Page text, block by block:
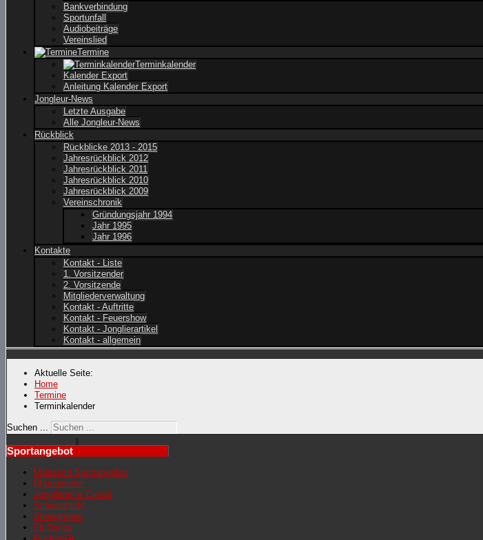
Bankverbindung
Sportunfall
Audiobeiträge
Vereinslied
Termine
Terminkalender
Kalender Export
Anleitung Kalender Export
Jongleur-News
Letzte Ausgabe
Alle Jongleur-News
Rückblick
Rückblicke 2013 - 2015
Jahresrückblick 2012
Jahresrückblick 2011
Jahresrückblick 2010
Jahresrückblick 2009
Vereinschronik
Gründungsjahr 1994
Jahr 1995
Jahr 1996
Kontakte
Kontakt - Liste
1. Vorsitzender
2. Vorsitzende
Mitgliederverwaltung
Kontakt - Auftritte
Kontakt - Feuershow
Kontakt - Jonglierartikel
Kontakt - allgemein
Aktuelle Seite:
Home
Termine
Terminkalender
Suchen ...
Sportangebot
Übersicht Sportangebot
Übungsleiter
Jonglieren & Einrad
Schwarzlicht
Showgruppe
Fit Dance